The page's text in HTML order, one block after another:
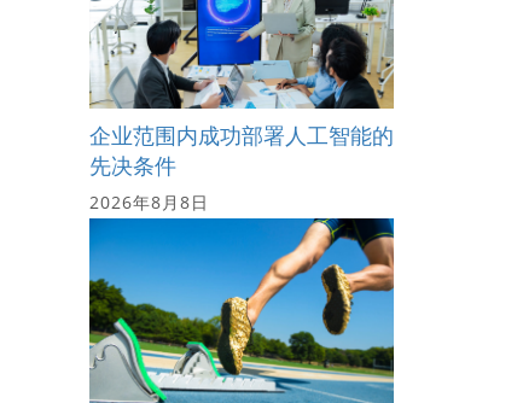
企业范围内成功部署人工智能的
先决条件
2026年8月8日